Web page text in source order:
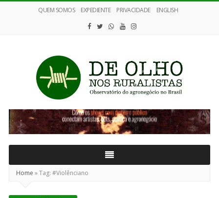
QUEM SOMOS EXPEDIENTE PRIVACIDADE ENGLISH
De
Olho
nos
Home »Tag: #Violênciano